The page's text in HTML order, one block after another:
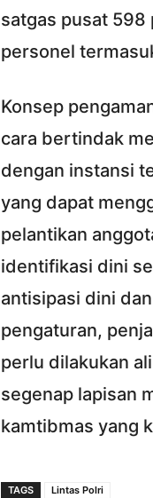
satgas pusat
personel
Konsep
cara bertindak
dengan instansi
yang dapat
pelantikan
identifikasi dini
antisipasi dini
pengaturan,
perlu dilakukan
segenap lapisan
kamtibmas yang
TAGS Lintas Polri